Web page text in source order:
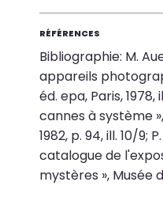
RÉFÉRENCES
Bibliographie: M.
appareils
éd. epa, Paris, 1978,
cannes à système
1982, p. 94, ill. 10/9;
catalogue de
mystères », Musée